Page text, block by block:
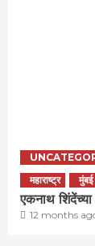
महाराष्ट्र
एकनाथ शिंदेंच्या
12 months